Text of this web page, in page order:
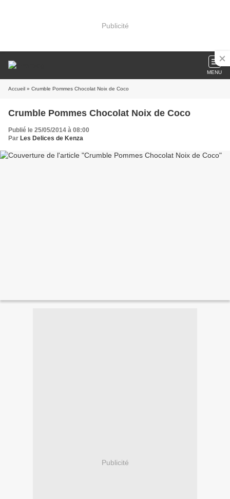
Publicité
MENU
Accueil » Crumble Pommes Chocolat Noix de Coco
Crumble Pommes Chocolat Noix de Coco
Publié le 25/05/2014 à 08:00
Par Les Delices de Kenza
Publicité